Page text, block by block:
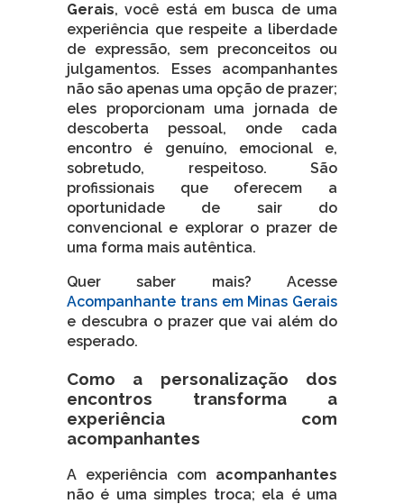
Gerais, você está em busca de uma
experiência que respeite a liberdade
de expressão, sem preconceitos ou
julgamentos. Esses acompanhantes
não são apenas uma opção de prazer;
eles proporcionam uma jornada de
descoberta pessoal, onde cada
encontro é genuíno, emocional e,
sobretudo, respeitoso. São
profissionais que oferecem a
oportunidade de sair do
convencional e explorar o prazer de
uma forma mais autêntica.
Quer saber mais? Acesse
Acompanhante trans em Minas Gerais
e descubra o prazer que vai além do
esperado.
Como a personalização dos
encontros transforma a
experiência com
acompanhantes
A experiência com acompanhantes
não é uma simples troca; ela é uma